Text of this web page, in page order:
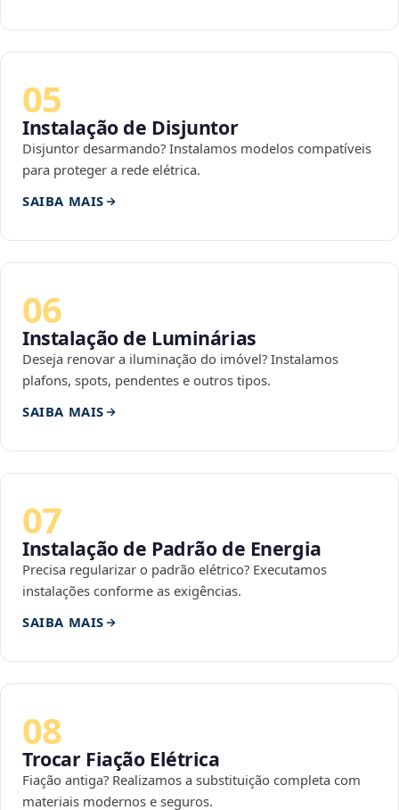
05
Instalação de Disjuntor
Disjuntor desarmando? Instalamos modelos compatíveis
para proteger a rede elétrica.
SAIBA MAIS
06
Instalação de Luminárias
Deseja renovar a iluminação do imóvel? Instalamos
plafons, spots, pendentes e outros tipos.
SAIBA MAIS
07
Instalação de Padrão de Energia
Precisa regularizar o padrão elétrico? Executamos
instalações conforme as exigências.
SAIBA MAIS
08
Trocar Fiação Elétrica
Fiação antiga? Realizamos a substituição completa com
materiais modernos e seguros.